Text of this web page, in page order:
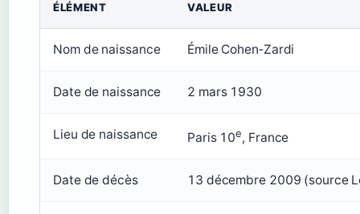
ÉLÉMENT VALEUR
Nom de naissance Émile Cohen‑Zardi
Date de naissance 2 mars 1930
Lieu de naissance Paris 10e, France
Date de décès 13 décembre 2009 (source